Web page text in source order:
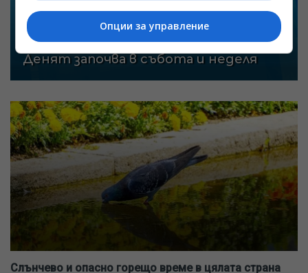
Денят започва в събота и неделя
Слънчево и опасно горещо време в цялата страна
Опции за управление